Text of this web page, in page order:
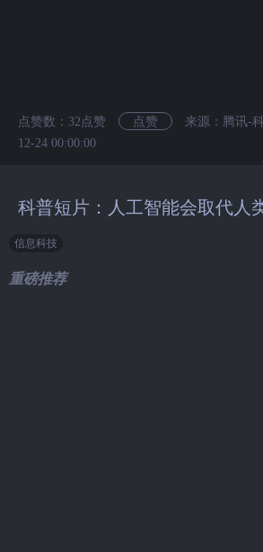
点赞数： 32 点赞 点赞 来源：腾讯-
12-24 00:00:00
科普短片：人工智能会取代人
信息科技
重磅推荐